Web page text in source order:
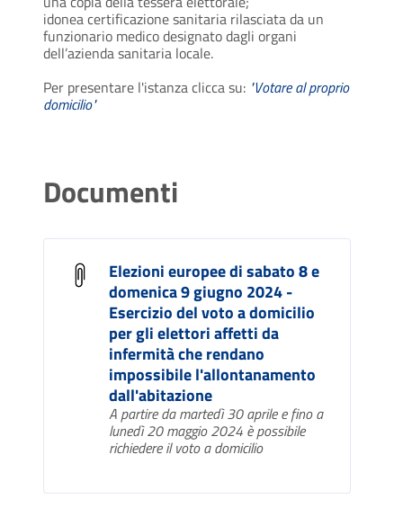
idonea certificazione sanitaria rilasciata da un
funzionario medico designato dagli organi
dell’azienda sanitaria locale.
Per presentare l'istanza clicca su: "Votare al proprio
domicilio"
Documenti
Elezioni europee di sabato 8 e
domenica 9 giugno 2024 -
Esercizio del voto a domicilio
per gli elettori affetti da
infermità che rendano
impossibile l'allontanamento
dall'abitazione
A partire da martedì 30 aprile e fino a
lunedì 20 maggio 2024 è possibile
richiedere il voto a domicilio